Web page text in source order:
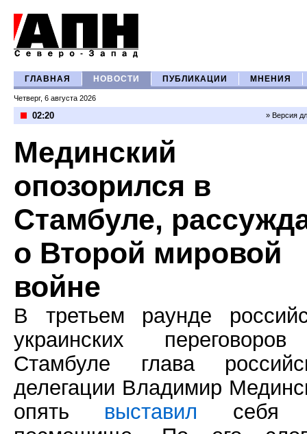
ГЛАВНАЯ НОВОСТИ ПУБЛИКАЦИИ МНЕНИЯ
Четверг, 6 августа 2026
02:20 » Версия
Мединский
опозорился в
Стамбуле,
о Второй мировой
войне
В третьем раунде
украинских
Стамбуле глава
делегации Владимир
опять выставил себя